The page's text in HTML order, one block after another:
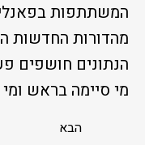
המשתתפות
מהדורות החדשות
הנתונים חושפים
מי סיימה בראש
הבא